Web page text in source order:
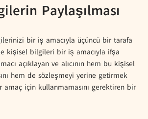
Paylaşılması
bir iş amacıyla üçüncü bir tarafa
kişisel bilgileri bir iş amacıyla ifşa
açıklayan ve alıcının hem bu kişisel
hem de sözleşmeyi yerine getirmek
amaç için kullanmamasını gerektiren bir